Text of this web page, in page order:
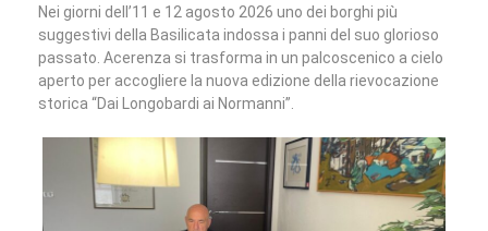
Nei giorni dell’11 e 12 agosto 2026 uno dei borghi più
suggestivi della Basilicata indossa i panni del suo glorioso
passato. Acerenza si trasforma in un palcoscenico a cielo
aperto per accogliere la nuova edizione della rievocazione
storica “Dai Longobardi ai Normanni”.